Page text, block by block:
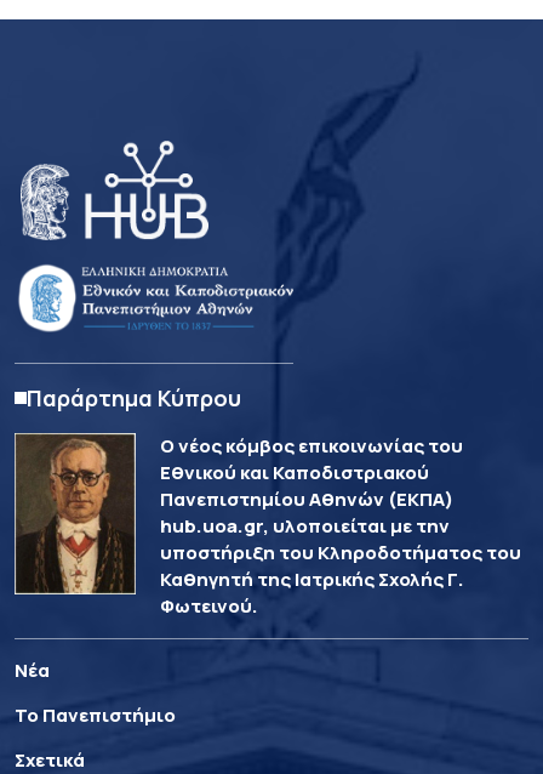
Παράρτημα Κύπρου
Ο νέος κόμβος επικοινωνίας του
Εθνικού και Καποδιστριακού
Πανεπιστημίου Αθηνών (ΕΚΠΑ)
hub.uoa.gr, υλοποιείται με την
υποστήριξη του Κληροδοτήματος του
Καθηγητή της Ιατρικής Σχολής Γ.
Φωτεινού.
Νέα
Το Πανεπιστήμιο
Σχετικά